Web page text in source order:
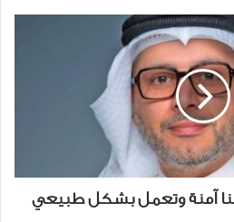
آمنة وتعمل بشكل طبيعي